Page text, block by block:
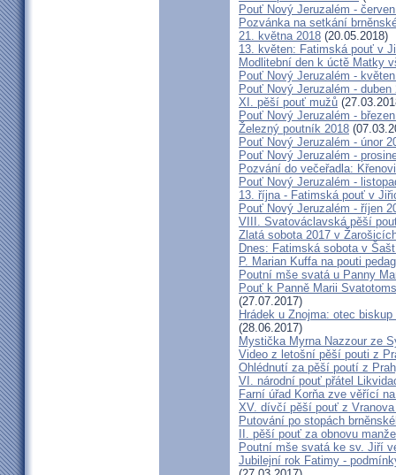
Pouť Nový Jeruzalém -
Pozvánka na setkání
21. května 2018 (20.05.2018)
13. květen: Fatimská pouť v
Modlitební den k úctě Matky
Pouť Nový Jeruzalém -
Pouť Nový Jeruzalém - duben
XI. pěší pouť mužů
Pouť Nový Jeruzalém -
Železný poutník 2018
Pouť Nový Jeruzalém - únor
Pouť Nový Jeruzalém -
Pozvání do večeřadla:
Pouť Nový Jeruzalém -
13. října - Fatimská pouť v
Pouť Nový Jeruzalém - říjen
VIII. Svatováclavská pěší
Zlatá sobota 2017 v
Dnes: Fatimská sobota v
P. Marian Kuffa na pouti
Poutní mše svatá u Panny
Pouť k Panně Marii
(27.07.2017)
Hrádek u Znojma: otec
(28.06.2017)
Mystička Myrna Nazzour ze
Video z letošní pěší pouti z
Ohlédnutí za pěší poutí z
VI. národní pouť přátel
Farní úřad Korňa zve věřící
XV. dívčí pěší pouť z
Putování po stopách
II. pěší pouť za obnovu
Poutní mše svatá ke sv. Jiří
Jubilejní rok Fatimy -